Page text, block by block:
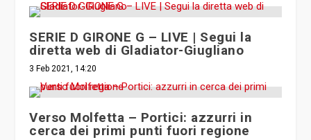
SERIE D GIRONE G – LIVE | Segui la
diretta web di Gladiator-Giugliano
3 Feb 2021, 14:20
Verso Molfetta – Portici: azzurri in
cerca dei primi punti fuori regione